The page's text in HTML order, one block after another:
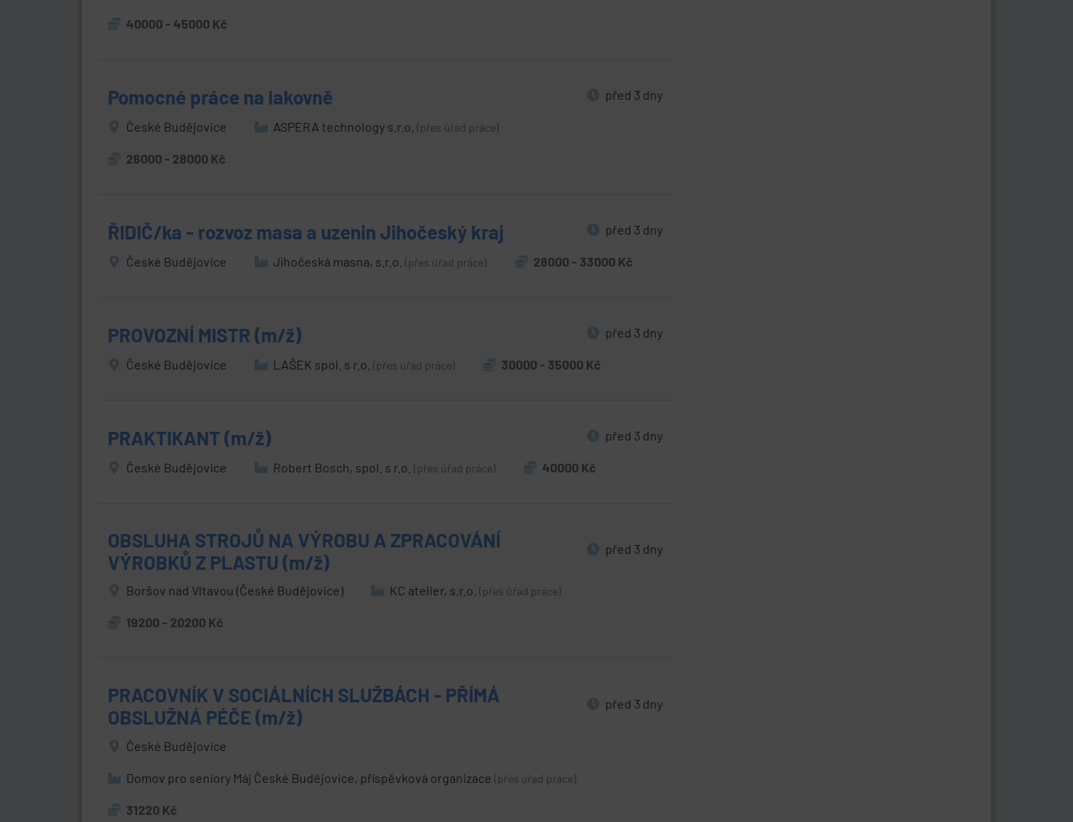
40000 - 45000 Kč
Pomocné práce na lakovně před 3 dny
České Budějovice ASPERA technology s.r.o. (přes úřad práce)
26000 - 28000 Kč
ŘIDIČ/ka - rozvoz masa a uzenin Jihočeský kraj před 3 dny
České Budějovice Jihočeská masna, s.r.o. (přes úřad práce) 28000 - 33000 Kč
PROVOZNÍ MISTR (m/ž) před 3 dny
České Budějovice LAŠEK spol. s r.o. (přes úřad práce) 30000 - 35000 Kč
PRAKTIKANT (m/ž) před 3 dny
České Budějovice Robert Bosch, spol. s r.o. (přes úřad práce) 40000 Kč
OBSLUHA STROJŮ NA VÝROBU A ZPRACOVÁNÍ
VÝROBKŮ Z PLASTU (m/ž)
před 3 dny
Boršov nad Vltavou (České Budějovice) KC atelier, s.r.o. (přes úřad práce)
19200 - 20200 Kč
PRACOVNÍK V SOCIÁLNÍCH SLUŽBÁCH - PŘÍMÁ
OBSLUŽNÁ PÉČE (m/ž)
před 3 dny
České Budějovice
Domov pro seniory Máj České Budějovice, příspěvková organizace (přes úřad práce)
31220 Kč